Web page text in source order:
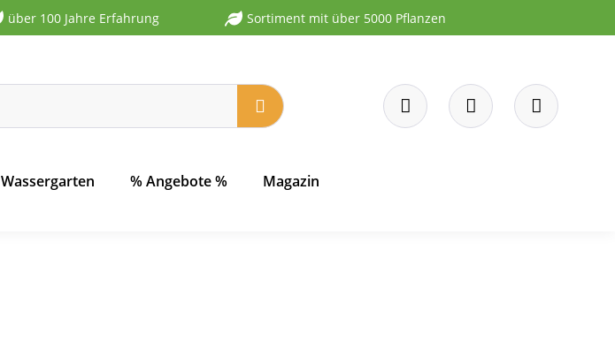
über 100 Jahre Erfahrung Sortiment mit über 5000 Pflanzen
Wassergarten % Angebote % Magazin